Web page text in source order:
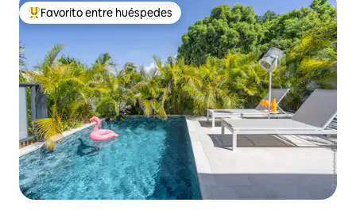
Favorito entre huéspedes preferido
Favorito entre huéspedes